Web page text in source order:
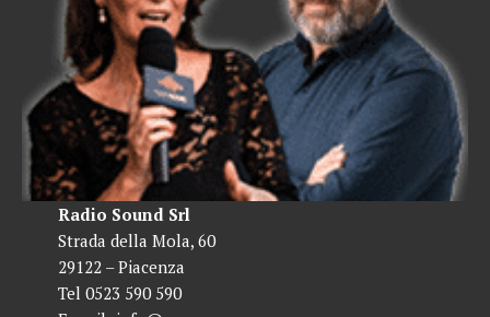
Radio Sound Srl
Strada della Mola, 60
29122 – Piacenza
Tel 0523 590 590